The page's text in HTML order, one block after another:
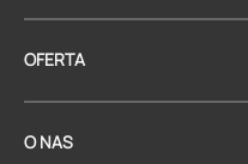
OFERTA
O NAS